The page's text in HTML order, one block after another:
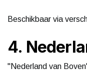
Beschikbaar via
4.
"Nederland van